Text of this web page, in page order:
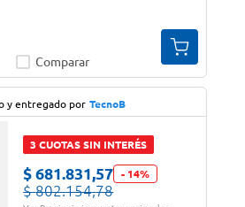
Comparar
y entregado por TecnoB
3 CUOTAS SIN INTERÉS
$ 681.831,57 - 14%
$ 802.154,78